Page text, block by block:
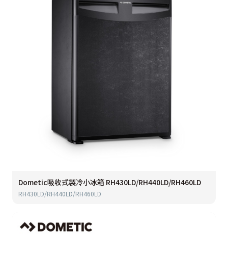
Dometic吸收式製冷小冰箱 RH430LD/RH440LD/RH460LD
RH430LD/RH440LD/RH460LD